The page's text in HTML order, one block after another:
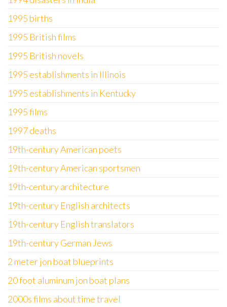
1995 births
1995 British films
1995 British novels
1995 establishments in Illinois
1995 establishments in Kentucky
1995 films
1997 deaths
19th-century American poets
19th-century American sportsmen
19th-century architecture
19th-century English architects
19th-century English translators
19th-century German Jews
2 meter jon boat blueprints
20 foot aluminum jon boat plans
2000s films about time travel